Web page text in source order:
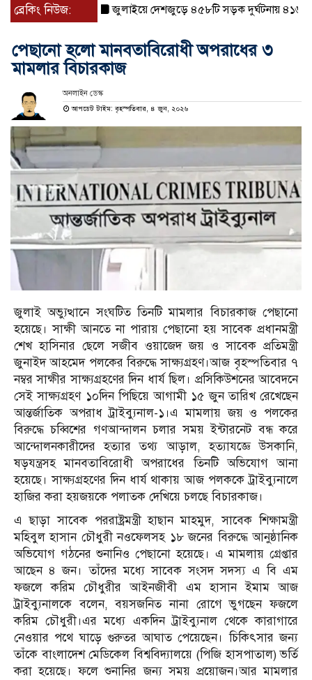
ব্রেকিং নিউজ: জুলাইয়ে দেশজুড়ে ৪৫৮টি সড়ক দুর্ঘটনায় ৪১৬ জন
পেছানো হলো মানবতাবিরোধী অপরাধের ৩
মামলার বিচারকাজ
অনলাইন ডেস্ক
আপডেট টাইম: বৃহস্পতিবার, ৪ জুন, ২০২৬
জুলাই অভ্যুত্থানে সংঘটিত তিনটি মামলার বিচারকাজ পেছানো
হয়েছে। সাক্ষী আনতে না পারায় পেছানো হয় সাবেক প্রধানমন্ত্রী
শেখ হাসিনার ছেলে সজীব ওয়াজেদ জয় ও সাবেক প্রতিমন্ত্রী
জুনাইদ আহমেদ পলকের বিরুদ্ধে সাক্ষ্যগ্রহণ।আজ বৃহস্পতিবার ৭
নম্বর সাক্ষীর সাক্ষ্যগ্রহণের দিন ধার্য ছিল। প্রসিকিউশনের আবেদনে
সেই সাক্ষ্যগ্রহণ ১০দিন পিছিয়ে আগামী ১৫ জুন তারিখ রেখেছেন
আন্তর্জাতিক অপরাধ ট্রাইব্যুনাল-১।এ মামলায় জয় ও পলকের
বিরুদ্ধে চব্বিশের গণআন্দালন চলার সময় ইন্টারনেট বন্ধ করে
আন্দোলনকারীদের হত্যার তথ্য আড়াল, হত্যাযজ্ঞে উসকানি,
ষড়যন্ত্রসহ মানবতাবিরোধী অপরাধের তিনটি অভিযোগ আনা
হয়েছে। সাক্ষ্যগ্রহণের দিন ধার্য থাকায় আজ পলককে ট্রাইব্যুনালে
হাজির করা হয়জয়কে পলাতক দেখিয়ে চলছে বিচারকাজ।
এ ছাড়া সাবেক পররাষ্ট্রমন্ত্রী হাছান মাহমুদ, সাবেক শিক্ষামন্ত্রী
মহিবুল হাসান চৌধুরী নওফেলসহ ১৮ জনের বিরুদ্ধে আনুষ্ঠানিক
অভিযোগ গঠনের শুনানিও পেছানো হয়েছে। এ মামলায় গ্রেপ্তার
আছেন ৪ জন। তাঁদের মধ্যে সাবেক সংসদ সদস্য এ বি এম
ফজলে করিম চৌধুরীর আইনজীবী এম হাসান ইমাম আজ
ট্রাইব্যুনালকে বলেন, বয়সজনিত নানা রোগে ভুগছেন ফজলে
করিম চৌধুরী।এর মধ্যে একদিন ট্রাইব্যুনাল থেকে কারাগারে
নেওয়ার পথে ঘাড়ে গুরুতর আঘাত পেয়েছেন। চিকিৎসার জন্য
তাঁকে বাংলাদেশ মেডিকেল বিশ্ববিদ্যালয়ে (পিজি হাসপাতাল) ভর্তি
করা হয়েছে। ফলে শুনানির জন্য সময় প্রয়োজন।আর মামলার